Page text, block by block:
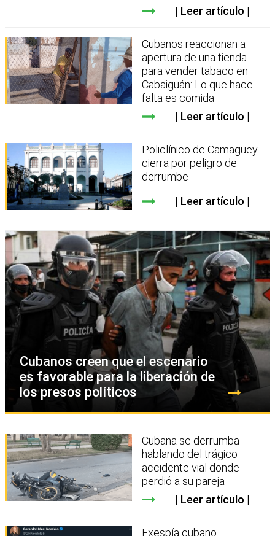
Leer artículo
Cubanos reaccionan a
apertura de una tienda
para vender tabaco en
Cabaiguán: Lo que hace
falta es comida
Leer artículo
Policlínico de Camagüey
cierra por peligro de
derrumbe
Leer artículo
Cubanos creen que el escenario
es favorable para la liberación de
los presos políticos
Cubana se derrumba
hablando del trágico
accidente vial donde
perdió a su pareja
Leer artículo
Exespía cubano